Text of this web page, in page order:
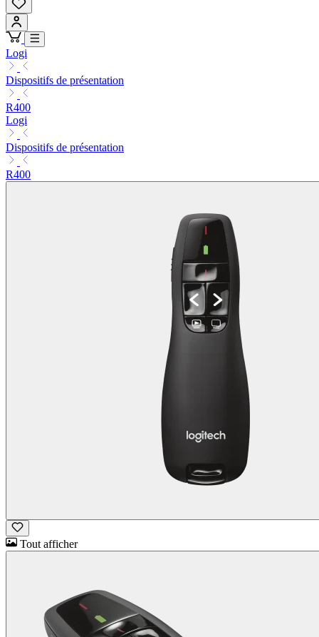
Logi
Dispositifs de présentation
R400
Logi
Dispositifs de présentation
R400
Tout afficher